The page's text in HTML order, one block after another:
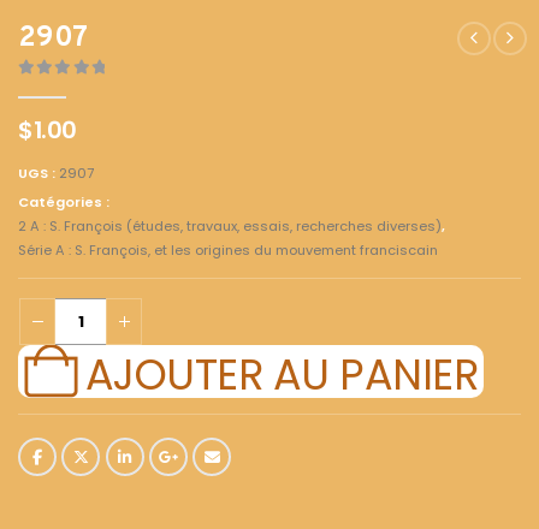
2907
$1.00
UGS : 2907
Catégories :
2 A : S. François (études, travaux, essais, recherches diverses),
Série A : S. François, et les origines du mouvement franciscain
AJOUTER AU PANIER